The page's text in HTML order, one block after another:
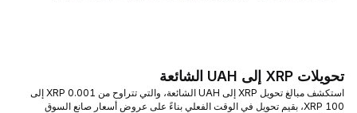
تحويلات XRP إلى UAH الشائعة
استكشف مبالغ تحويل XRP إلى UAH الشائعة، والتي تتراوح من 0.001 XRP إلى
100 XRP، بقيم تحويل في الوقت الفعلي بناءً على عروض أسعار صانع السوق